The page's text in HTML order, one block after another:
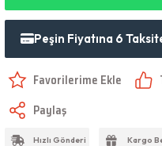
Peşin Fiyatına 6
Paylaş
Hızlı Gönderi Kargo